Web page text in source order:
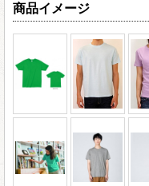
商品イメージ